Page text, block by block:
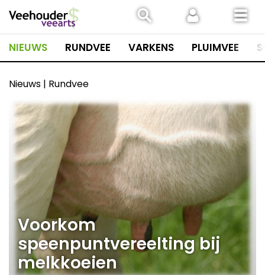
naar
inhoud
NIEUWS RUNDVEE VARKENS PLUIMVEE
Nieuws | Rundvee
Voorkom
speenpuntvereelting bij
melkkoeien